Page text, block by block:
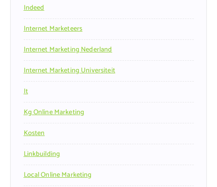
Indeed
Internet Marketeers
Internet Marketing Nederland
Internet Marketing Universiteit
It
Kg Online Marketing
Kosten
Linkbuilding
Local Online Marketing